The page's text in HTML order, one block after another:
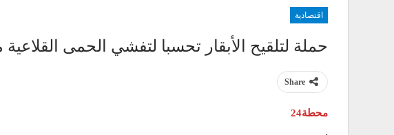
اقتصادية
حملة لتلقيح الأبقار تحسبا لتفشي الحمى القلاعية
Share
محطة24